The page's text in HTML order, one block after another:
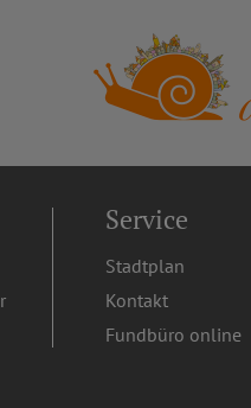
Service
Stadtplan
Kontakt
Fundbüro online